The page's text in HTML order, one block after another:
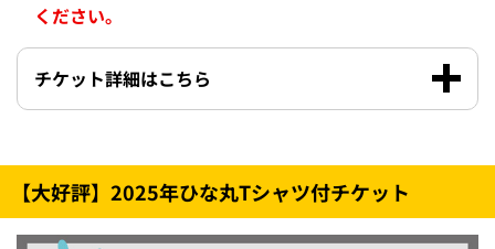
ください。
チケット詳細はこちら
【大好評】2025年ひな丸Tシャツ付チケット